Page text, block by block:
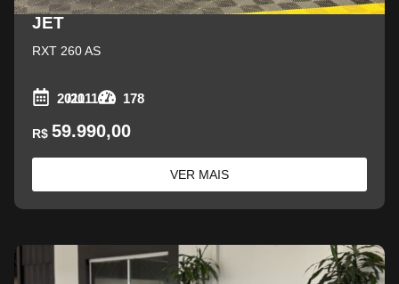
JET
RXT 260 AS
2011
/2011 178
R$59.990,00
VER MAIS